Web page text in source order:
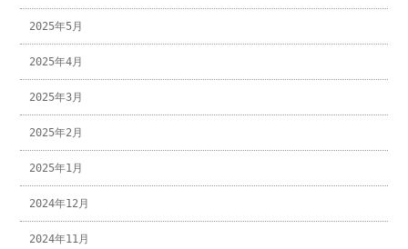
2025年5月
2025年4月
2025年3月
2025年2月
2025年1月
2024年12月
2024年11月